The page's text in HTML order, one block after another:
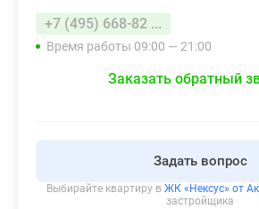
+7 (495) 668-82 ...
Время работы 09:00 — 21:00
Заказать обратный
Задать вопрос
Выбирайте квартиру в ЖК «Нексус» от
застройщика